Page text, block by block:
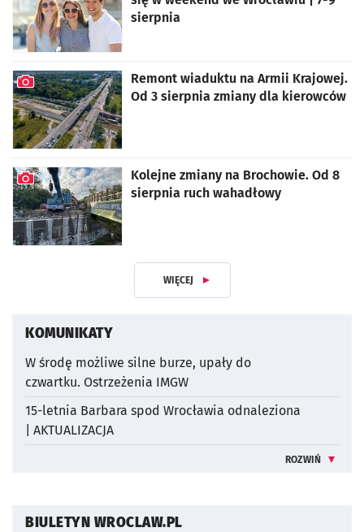
sierpnia
Remont wiaduktu na Armii Krajowej.
Od 3 sierpnia zmiany dla kierowców
Kolejne zmiany na Brochowie. Od 8
sierpnia ruch wahadłowy
WIĘCEJ ARTYKUŁÓW
KOMUNIKATY
W środę możliwe silne burze, upały do
czwartku. Ostrzeżenia IMGW
15-letnia Barbara spod Wrocławia odnaleziona
| AKTUALIZACJA
ROZWIŃ
BIULETYN WROCLAW.PL